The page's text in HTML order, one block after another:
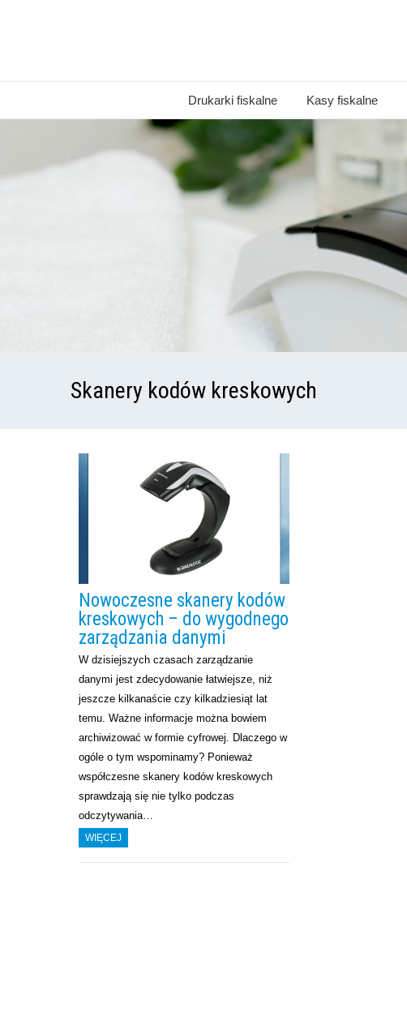
Drukarki fiskalne Kasy fiskalne
Skanery kodów kreskowych
Nowoczesne skanery kodów
kreskowych – do wygodnego
zarządzania danymi
W dzisiejszych czasach zarządzanie
danymi jest zdecydowanie łatwiejsze, niż
jeszcze kilkanaście czy kilkadziesiąt lat
temu. Ważne informacje można bowiem
archiwizować w formie cyfrowej. Dlaczego w
ogóle o tym wspominamy? Ponieważ
współczesne skanery kodów kreskowych
sprawdzają się nie tylko podczas
odczytywania…
WIĘCEJ